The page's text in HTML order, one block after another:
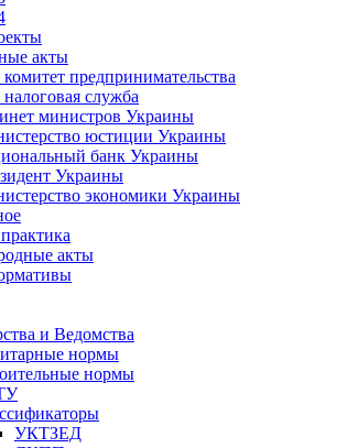
акты
комитет предпринимательства
налоговая служба
министров Украины
юстиции Украины
банк Украины
Украины
экономики Украины
акты
и Ведомства
нормы
нормы
УКТЗЕД